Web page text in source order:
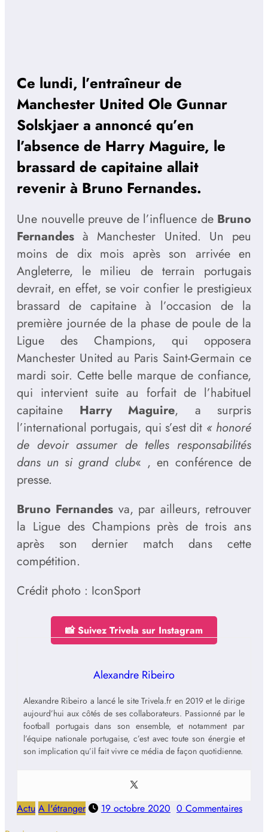
Ce lundi, l’entraîneur de
Manchester United Ole Gunnar
Solskjaer a annoncé qu’en
l’absence de Harry Maguire, le
brassard de capitaine allait
revenir à Bruno Fernandes.
Une nouvelle preuve de l’influence de Bruno
Fernandes à Manchester United. Un peu
moins de dix mois après son arrivée en
Angleterre, le milieu de terrain portugais
devrait, en effet, se voir confier le prestigieux
brassard de capitaine à l’occasion de la
première journée de la phase de poule de la
Ligue des Champions, qui opposera
Manchester United au Paris Saint-Germain ce
mardi soir. Cette belle marque de confiance,
qui intervient suite au forfait de l’habituel
capitaine Harry Maguire, a surpris
l’international portugais, qui s’est dit « honoré
de devoir assumer de telles responsabilités
dans un si grand club« , en conférence de
presse.
Bruno Fernandes va, par ailleurs, retrouver
la Ligue des Champions près de trois ans
après son dernier match dans cette
compétition.
Crédit photo : IconSport
📸 Suivez Trivela sur Instagram
Alexandre Ribeiro
Alexandre Ribeiro a lancé le site Trivela.fr en 2019 et le dirige
aujourd’hui aux côtés de ses collaborateurs. Passionné par le
football portugais dans son ensemble, et notamment par
l’équipe nationale portugaise, c’est avec toute son énergie et
son implication qu’il fait vivre ce média de façon quotidienne.
Actu A l'étranger 19 octobre 2020 0 Commentaires